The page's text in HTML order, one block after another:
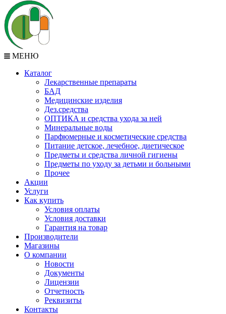
МЕНЮ
Каталог
Лекарственные препараты
БАД
Медицинские изделия
Дез.средства
ОПТИКА и средства ухода за ней
Минеральные воды
Парфюмерные и косметические средства
Питание детское, лечебное, диетическое
Предметы и средства личной гигиены
Предметы по уходу за детьми и больными
Прочее
Акции
Услуги
Как купить
Условия оплаты
Условия доставки
Гарантия на товар
Производители
Магазины
О компании
Новости
Документы
Лицензии
Отчетность
Реквизиты
Контакты